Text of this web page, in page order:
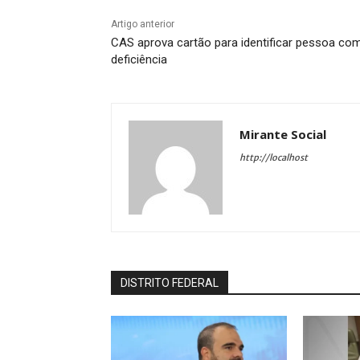
Artigo anterior
CAS aprova cartão para identificar pessoa
deficiência
Mirante Social
http://localhost
DISTRITO FEDERAL